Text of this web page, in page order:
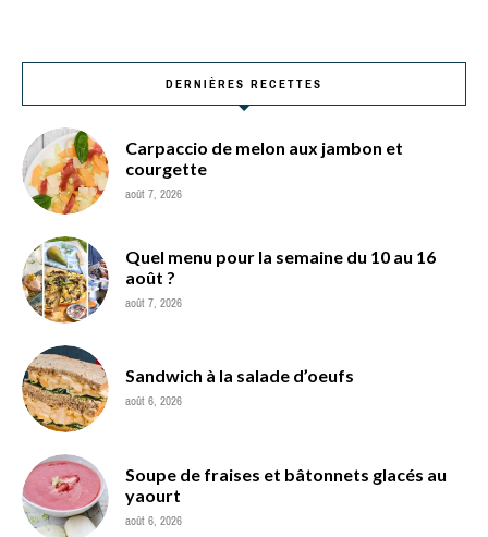
DERNIÈRES RECETTES
Carpaccio de melon aux jambon et
courgette
août 7, 2026
Quel menu pour la semaine du 10 au 16
août ?
août 7, 2026
Sandwich à la salade d’oeufs
août 6, 2026
Soupe de fraises et bâtonnets glacés au
yaourt
août 6, 2026